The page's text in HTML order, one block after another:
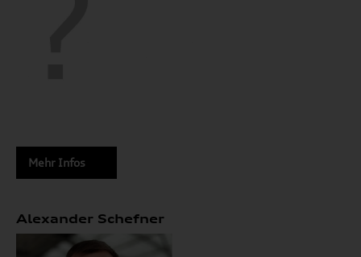
Mehr Infos
Alexander Schefner